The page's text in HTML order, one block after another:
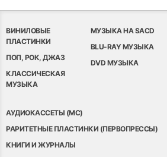
ВИНИЛОВЫЕ
ПЛАСТИНКИ
ПОП, РОК, ДЖАЗ
КЛАССИЧЕСКАЯ
МУЗЫКА
МУЗЫКА НА SACD
BLU-RAY МУЗЫКА
DVD МУЗЫКА
АУДИОКАССЕТЫ (MC)
РАРИТЕТНЫЕ ПЛАСТИНКИ (ПЕРВОПРЕССЫ)
КНИГИ И ЖУРНАЛЫ